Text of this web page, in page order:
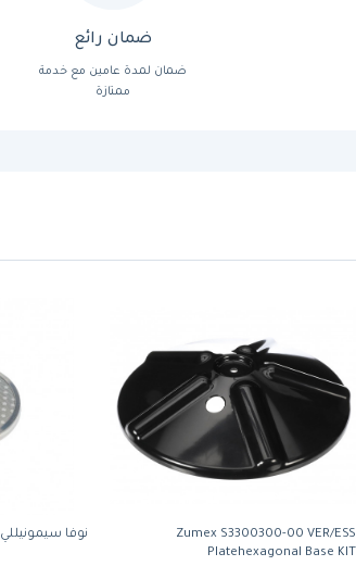
ضمان رائع
ضمان لمدة عامين مع خدمة
ممتازة
نوفا سيمونيللي 03000066 شور سكرين
Zumex S3300300-00 VER/ESS
Platehexagonal Base KIT